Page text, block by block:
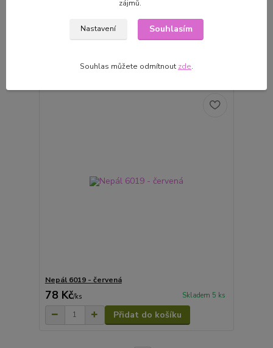
Nepál 6108 - tmavě modrá
78 Kč/ks Skladem 4 ks
Přidat do košíku
Nepál 6019 - červená
78 Kč/ks Skladem 5 ks
Přidat do košíku
zájmů.
Nastavení Souhlasím
Souhlas můžete odmítnout zde.